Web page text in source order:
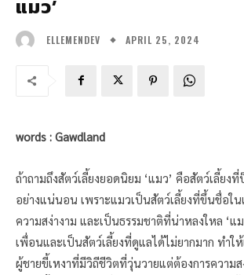
แมว’
ELLEMENDEV APRIL 25, 2024
words : Gawdland
ถ้าถามถึงสัตว์เลี้ยงยอดนิยม ‘แมว’ คือสัตว์เลี้ย
อย่างแน่นอน เพราะแมวเป็นสัตว์เลี้ยงที่ขึ้นชื่อใน
ความสง่างาม และเป็นธรรมชาติที่น่าหลงใหล ‘แ
เพื่อนและเป็นสัตว์เลี้ยงที่ดูแลได้ไม่ยากมาก ทำใ
ผู้ชายขี้เหงาที่มีวิถีชีวิตที่วุ่นวายแต่ต้องการความ